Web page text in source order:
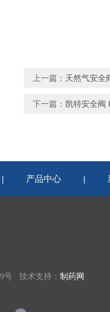
上一篇： 天然气安全
下一篇： 凯特安全阀
产品中心 |
号 技术支持： 制药网